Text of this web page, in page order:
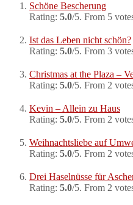
Schöne Bescherung
Rating: 5.0/5. From 5
Ist das Leben nicht schön?
Rating: 5.0/5. From 3
Christmas at the Plaza –
Rating: 5.0/5. From 2
Kevin – Allein zu Haus
Rating: 5.0/5. From 2
Weihnachtsliebe auf
Rating: 5.0/5. From 2
Drei Haselnüsse für
Rating: 5.0/5. From 2